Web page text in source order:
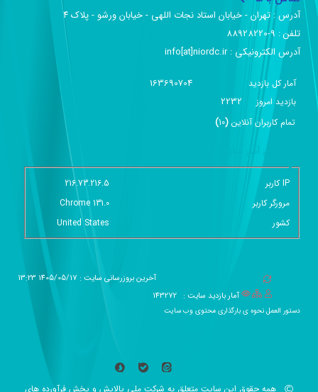
آدرس :‌ تهران - خیابان استاد نجات اللهی - خیابان ورشو - پلاک ۴
تلفن :‌ 9-88928220
آدرس الکترونیکی :‌ info[at]niordc.ir
آمار کل بازدید 163690704
بازديد امروز 2232
تمام کاربران آنلاين (
10
)
IP کاربر
216.73.216.5
مرورگر کاربر
Chrome 131.0
کشور
United States
آخرین بروزرسانی سایت : 1405/05/17 13:23
آمار بازدید سایت : 143272
دستور العمل نحوه ی بارگذاری محتوی وب سایت
همه حقوق این سایت متعلق به شرکت ملی پالایش و پخش فرآورده های